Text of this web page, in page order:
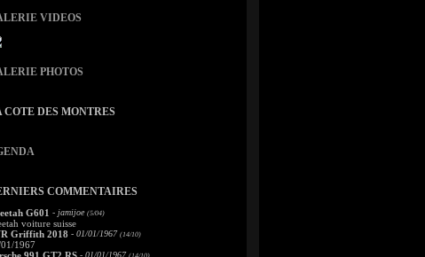
VIDEOS
PHOTOS
COTE DES MONTRES
COMMENTAIRES
G601 - jamijoe (5/04)
voiture suisse
Griffith 2018 - 01/01/1967 (14/10)
1967
- 01/01/1967